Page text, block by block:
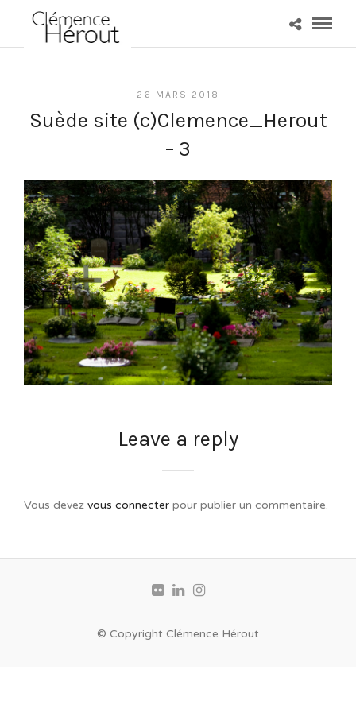
26 MARS 2018
Suède site (c)Clemence_Herout
– 3
Leave a reply
Vous devez vous connecter pour publier un commentaire.
© Copyright Clémence Hérout